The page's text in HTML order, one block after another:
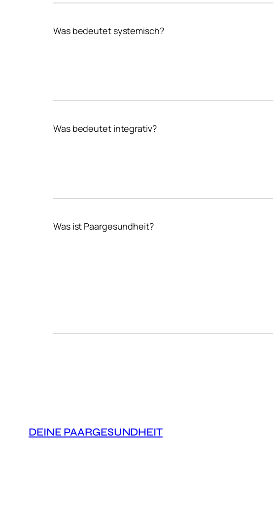
Was bedeutet systemisch?
Was bedeutet integrativ?
Was ist Paargesundheit?
DEINE PAARGESUNDHEIT